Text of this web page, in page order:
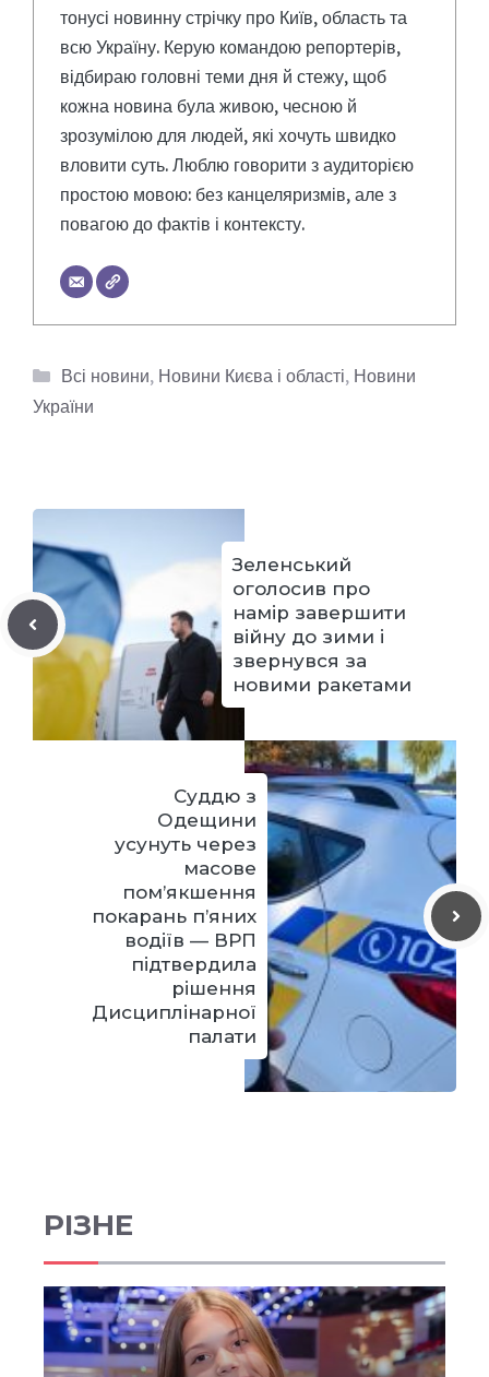
тонусі новинну стрічку про Київ, область та
всю Україну. Керую командою репортерів,
відбираю головні теми дня й стежу, щоб
кожна новина була живою, чесною й
зрозумілою для людей, які хочуть швидко
вловити суть. Люблю говорити з аудиторією
простою мовою: без канцеляризмів, але з
повагою до фактів і контексту.
Категорії
Всі новини, Новини Києва і області, Новини
України
Зеленський
оголосив про
намір завершити
війну до зими і
звернувся за
новими ракетами
Суддю з
Одещини
усунуть через
масове
пом’якшення
покарань п’яних
водіїв — ВРП
підтвердила
рішення
Дисциплінарної
палати
РІЗНЕ